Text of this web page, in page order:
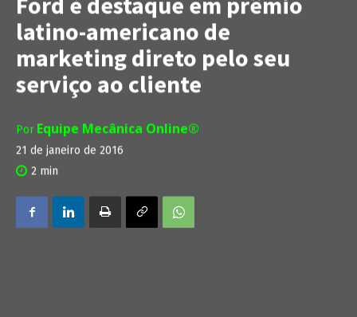
latino-americano de
marketing direto pelo seu
serviço ao cliente
Por Equipe Mecânica Online®
21 de janeiro de 2016
2 min